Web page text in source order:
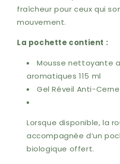
fraîcheur pour ceux qui
mouvement.
La pochette contient :
Mousse nettoyante
aromatiques 115 ml
Gel Réveil Anti-
Lorsque disponible, la
accompagnée d’un
biologique offert.